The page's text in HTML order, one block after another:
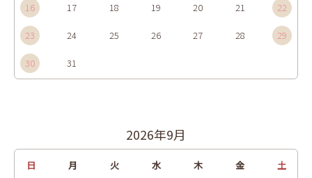
16 17 18 19 20 21 22
23 24 25 26 27 28 29
30 31
2026年9月
日 月 火 水 木 金 土